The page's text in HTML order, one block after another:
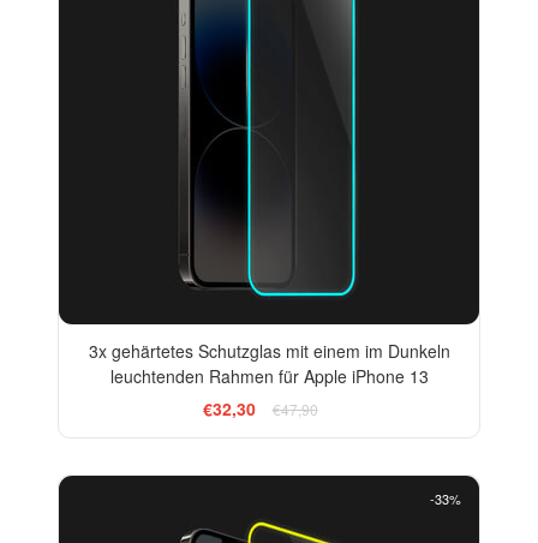
3x gehärtetes Schutzglas mit einem im Dunkeln
leuchtenden Rahmen für Apple iPhone 13
€32,30
€47,90
-33%